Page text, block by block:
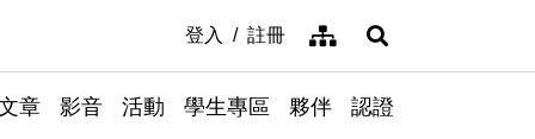
登入 註冊 網站導覽展開搜尋
章 影音 活動 學生專區 夥伴 認證